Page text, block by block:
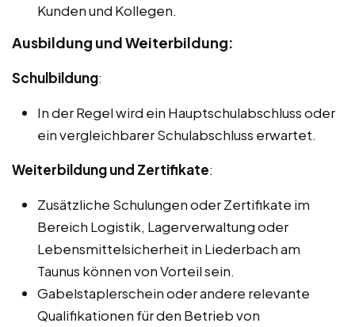
Kunden und Kollegen.
Ausbildung und Weiterbildung:
Schulbildung:
In der Regel wird ein Hauptschulabschluss oder
ein vergleichbarer Schulabschluss erwartet.
Weiterbildung und Zertifikate:
Zusätzliche Schulungen oder Zertifikate im
Bereich Logistik, Lagerverwaltung oder
Lebensmittelsicherheit in Liederbach am
Taunus können von Vorteil sein.
Gabelstaplerschein oder andere relevante
Qualifikationen für den Betrieb von